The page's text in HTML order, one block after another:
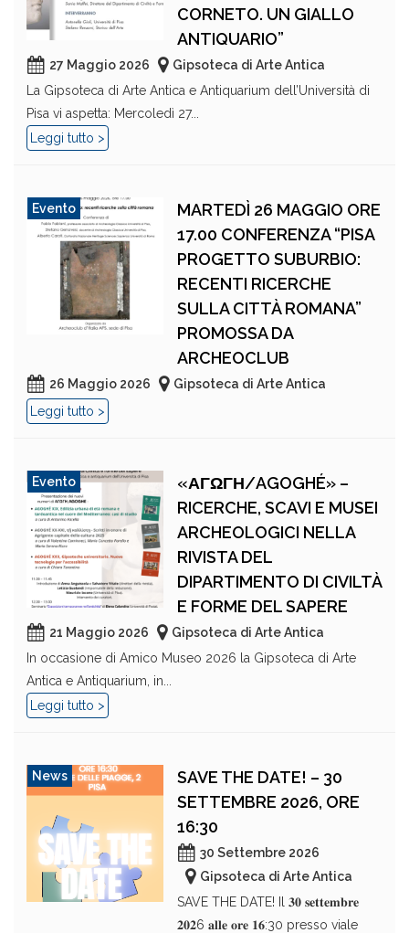
CORNETO. UN GIALLO
ANTIQUARIO”
27 Maggio 2026
Gipsoteca di Arte Antica
La Gipsoteca di Arte Antica e Antiquarium dell’Università di
Pisa vi aspetta: Mercoledì 27...
Leggi tutto >
Evento
MARTEDÌ 26 MAGGIO ORE
17.00 CONFERENZA “PISA
PROGETTO SUBURBIO:
RECENTI RICERCHE
SULLA CITTÀ ROMANA”
PROMOSSA DA
ARCHEOCLUB
26 Maggio 2026
Gipsoteca di Arte Antica
Leggi tutto >
Evento
«ΑΓΩΓΗ/AGOGHÉ» –
RICERCHE, SCAVI E MUSEI
ARCHEOLOGICI NELLA
RIVISTA DEL
DIPARTIMENTO DI CIVILTÀ
E FORME DEL SAPERE
21 Maggio 2026
Gipsoteca di Arte Antica
In occasione di Amico Museo 2026 la Gipsoteca di Arte
Antica e Antiquarium, in...
Leggi tutto >
News
SAVE THE DATE! – 30
SETTEMBRE 2026, ORE
16:30
30 Settembre 2026
Gipsoteca di Arte Antica
SAVE THE DATE! Il 𝟑𝟎 𝐬𝐞𝐭𝐭𝐞𝐦𝐛𝐫𝐞
𝟐𝟎𝟐6 𝐚𝐥𝐥𝐞 𝐨𝐫𝐞 𝟏𝟔:30 presso viale